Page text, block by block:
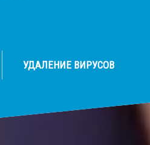
УДАЛЕНИЕ ВИРУСОВ